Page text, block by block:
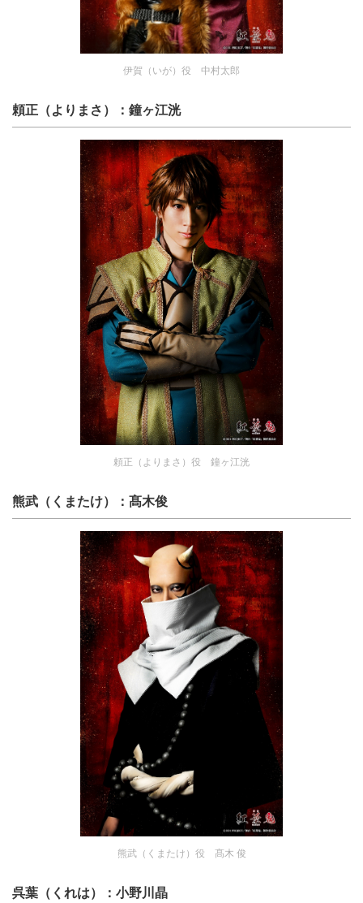
伊賀（いが）役 中村太郎
頼正（よりまさ）：鐘ヶ江洸
頼正（よりまさ）役 鐘ヶ江洸
熊武（くまたけ）：髙木俊
熊武（くまたけ）役 髙木 俊
呉葉（くれは）：小野川晶